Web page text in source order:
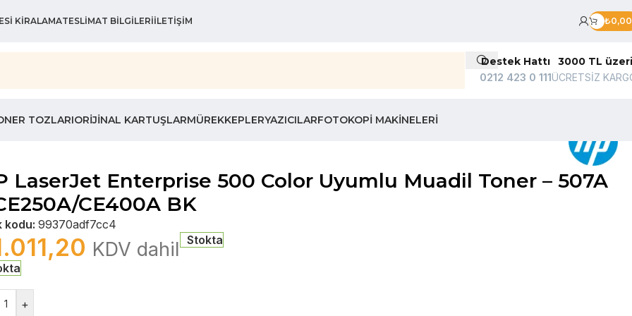
KIRALAMATESLIMAT BILGILERIİLETIŞIM ₺0,00
Destek Hattı
0212 423 0 111
3000 TL üzeri
ÜCRETSİZ
TOZLARIORIJINAL KARTUŞLARMÜREKKEPLERYAZICILARFOTOKOPI MAKINELERI
LaserJet Enterprise 500 Color Uyumlu Muadil Toner – 507A
CE400A BK
kodu:99370adf7cc4
KDV dahil Stokta
+